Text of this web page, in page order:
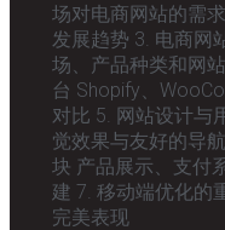
场对电商网站的需
发展趋势 3. 电商网
场、产品种类和网
台 Shopify、
对比 5. 网站设计与
觉效果与友好的导
块 产品展示、支付
建 7. 移动端优化的
完美表现